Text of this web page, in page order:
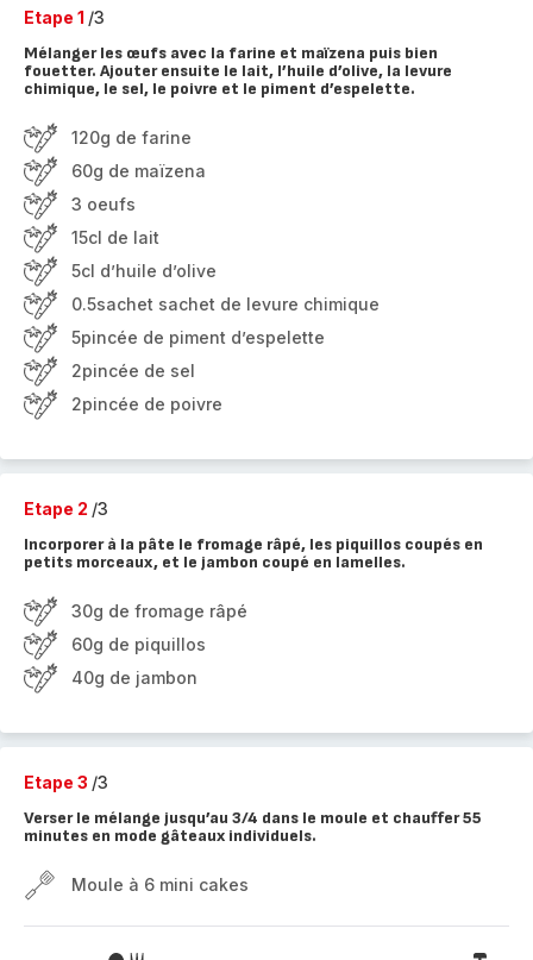
Etape 1 /3
Mélanger les œufs avec la farine et maïzena puis bien
fouetter. Ajouter ensuite le lait, l’huile d’olive, la levure
chimique, le sel, le poivre et le piment d’espelette.
120g de farine
60g de maïzena
3 oeufs
15cl de lait
5cl d’huile d’olive
0.5sachet sachet de levure chimique
5pincée de piment d’espelette
2pincée de sel
2pincée de poivre
Etape 2 /3
Incorporer à la pâte le fromage râpé, les piquillos coupés en
petits morceaux, et le jambon coupé en lamelles.
30g de fromage râpé
60g de piquillos
40g de jambon
Etape 3 /3
Verser le mélange jusqu’au 3/4 dans le moule et chauffer 55
minutes en mode gâteaux individuels.
Moule à 6 mini cakes